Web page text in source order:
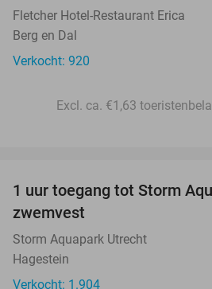
Fletcher Hotel-Restaurant Erica
Berg en Dal
Verkocht: 920
Excl. ca. €1,63
1 uur toegang tot Storm
zwemvest
Storm Aquapark Utrecht
Hagestein
Verkocht: 1.904